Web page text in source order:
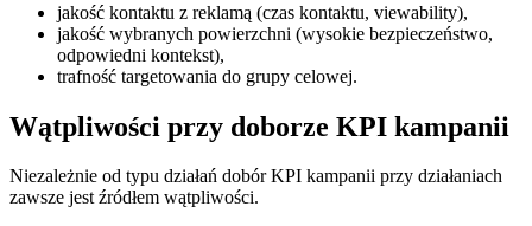
jakość kontaktu z reklamą (czas kontaktu, viewability),
jakość wybranych powierzchni (wysokie bezpieczeństwo,
odpowiedni kontekst),
trafność targetowania do grupy celowej.
Wątpliwości przy doborze KPI kampanii
Niezależnie od typu działań dobór KPI kampanii przy działaniach
zawsze jest źródłem wątpliwości.